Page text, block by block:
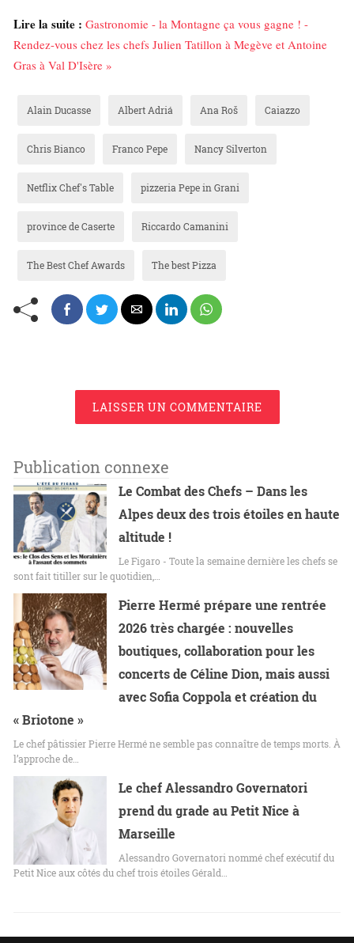
Lire la suite : Gastronomie - la Montagne ça vous gagne ! -
Rendez-vous chez les chefs Julien Tatillon à Megève et Antoine
Gras à Val D'Isère »
Alain Ducasse Albert Adriá Ana Roš Caiazzo
Chris Bianco Franco Pepe Nancy Silverton
Netflix Chef's Table pizzeria Pepe in Grani
province de Caserte Riccardo Camanini
The Best Chef Awards The best Pizza
LAISSER UN COMMENTAIRE
Publication connexe
Le Combat des Chefs – Dans les
Alpes deux des trois étoiles en haute
altitude !
Le Figaro - Toute la semaine dernière les chefs se
sont fait titiller sur le quotidien,…
Pierre Hermé prépare une rentrée
2026 très chargée : nouvelles
boutiques, collaboration pour les
concerts de Céline Dion, mais aussi
avec Sofia Coppola et création du
« Briotone »
Le chef pâtissier Pierre Hermé ne semble pas connaître de temps morts. À
l’approche de…
Le chef Alessandro Governatori
prend du grade au Petit Nice à
Marseille
Alessandro Governatori nommé chef exécutif du
Petit Nice aux côtés du chef trois étoiles Gérald…